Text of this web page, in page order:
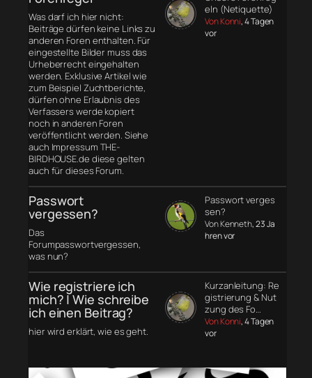
Was darf ich hier nicht:
Beiträge dürfen keine Links zu
anderen Foren enthalten. Für
eingestellte Bilder muss das
Urheberrecht eingehalten
werden. Exklusive Artikel wie
zum Beispiel Zuchtberichte,
dürfen ohne Erlaubnis des
Verfassers werde kopiert
noch in anderen Foren
veröffentlicht werden. Siehe
auch Impressum THE-
BIRDHOUSE.de diese gelten
auch für dieses Forum.
eln (Netiquette)
Von Konni, 4 Tagen
vor
Passwort
vergessen?
Das
Forumpasswortvergessen,
was nun?
Passwort verges
sen?
Von Kenneth, 23 Ja
hren vor
Wie registriere ich
mich? | Wie schreibe
ich einen Beitrag?
hier wird erklärt, wie es geht.
Kurzanleitung: Re
gistrierung & Nut
zung des Fo…
Von Konni, 4 Tagen
vor